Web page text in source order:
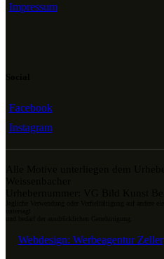
Impressum
Facebook
Instagram
Webdesign: Werbeagentur Zeller